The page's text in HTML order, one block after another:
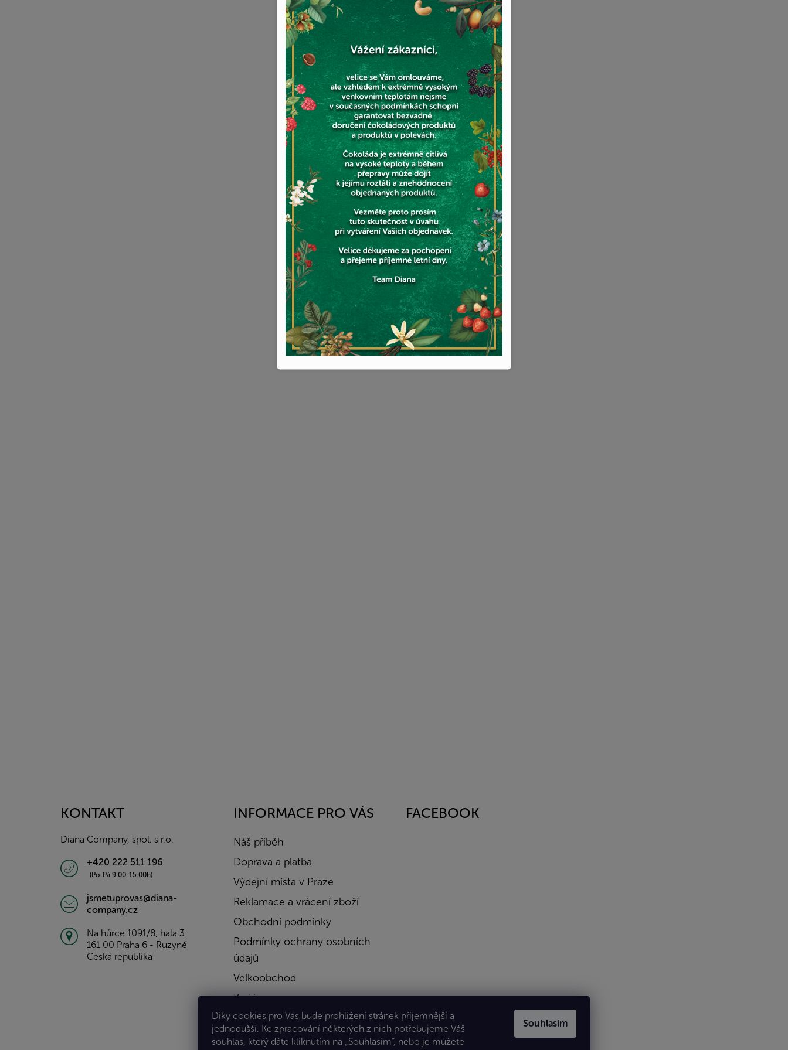
Díky cookies pro Vás bude prohlížení stránek příjemnější a
jednodušší. Ke zpracování některých z nich potřebujeme Váš
souhlas, který dáte kliknutím na „Souhlasím“, nebo je můžete
Souhlasím
KONTAKT
Diana Company, spol. s r.o.
+420 222 511 196
(Po-Pá 9:00-15:00h)
jsmetuprovas@diana-
company.cz
Na hůrce 1091/8, hala 3
161 00 Praha 6 - Ruzyně
Česká republika
INFORMACE PRO VÁS
Náš příběh
Doprava a platba
Výdejní místa v Praze
Reklamace a vrácení zboží
Obchodní podmínky
Podmínky ochrany osobních
údajů
Velkoobchod
Kariéra
Kontakty
FACEBOOK